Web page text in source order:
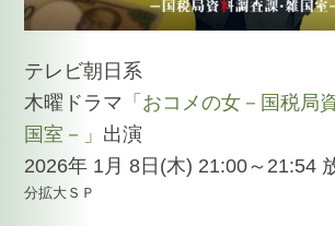
テレビ朝日系
木曜ドラマ 「おコメの女－国税局
国室－」 出演
2026年 1月 8日(木) 21:00～21:54
分拡大ＳＰ